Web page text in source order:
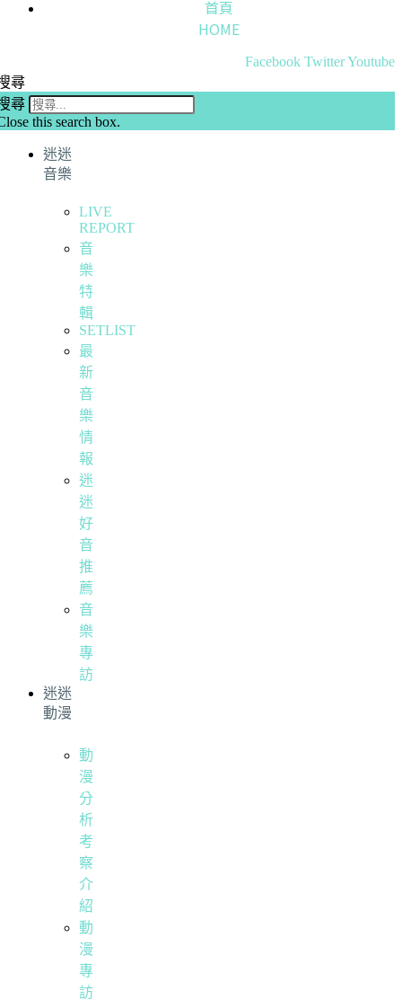
首頁
HOME
Facebook TwitterYoutube
尋
尋
this search box.
迷迷
音樂
LIVE
REPORT
音
樂
特
輯
SETLIST
最
新
音
樂
情
報
迷
迷
好
音
推
薦
音
樂
專
訪
迷迷
動漫
動
漫
分
析
考
察
介
紹
動
漫
專
訪